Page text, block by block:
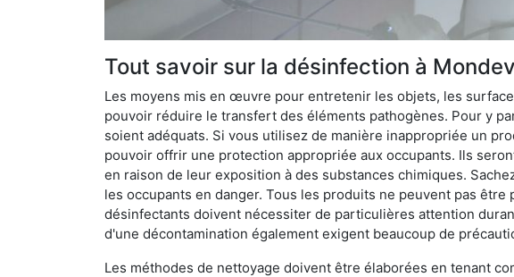
Tout savoir sur la désinfection à
Les moyens mis en œuvre pour entretenir les objets, les
pouvoir réduire le transfert des éléments pathogènes. Pour y
soient adéquats. Si vous utilisez de manière inappropriée un
pouvoir offrir une protection appropriée aux occupants. Ils
en raison de leur exposition à des substances chimiques.
les occupants en danger. Tous les produits ne peuvent pas
désinfectants doivent nécessiter de particulières attention
d'une décontamination également exigent beaucoup de
Les méthodes de nettoyage doivent être élaborées en tenant